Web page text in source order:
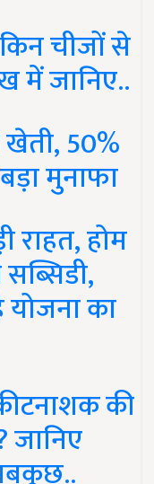
चीजों से
में जानिए..
50%
मुनाफा
राहत, होम
का
की
जानिए